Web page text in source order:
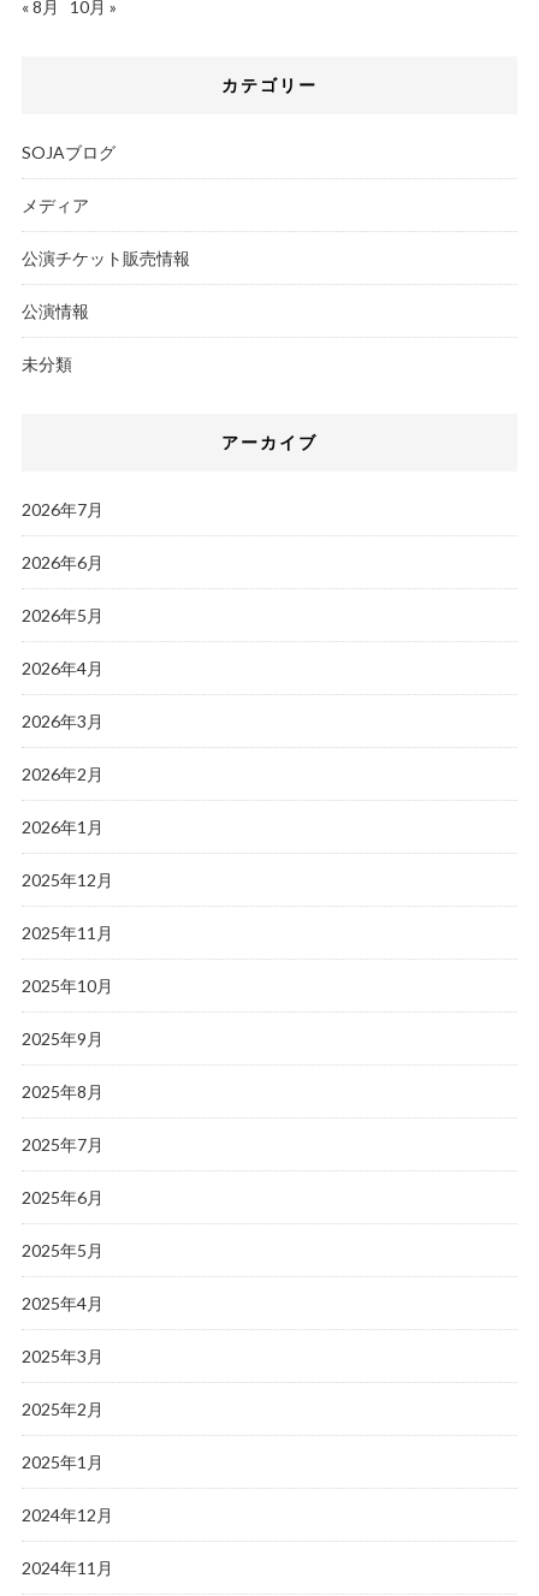
« 8月 10月 »
カテゴリー
SOJAブログ
メディア
公演チケット販売情報
公演情報
未分類
アーカイブ
2026年7月
2026年6月
2026年5月
2026年4月
2026年3月
2026年2月
2026年1月
2025年12月
2025年11月
2025年10月
2025年9月
2025年8月
2025年7月
2025年6月
2025年5月
2025年4月
2025年3月
2025年2月
2025年1月
2024年12月
2024年11月